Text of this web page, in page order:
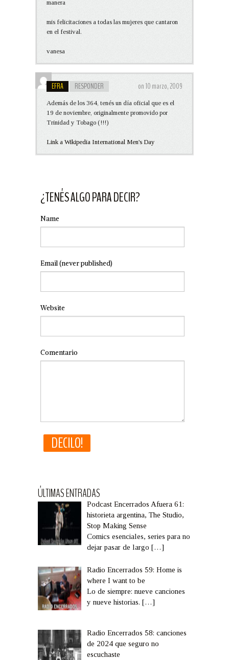
manera
mis felicitaciones a todas las mujeres que cantaron
en el festival.
vanesa
EFRA RESPONDER on 10 marzo, 2009
Además de los 364, tenés un día oficial que es el
19 de noviembre, originalmente promovido por
Trinidad y Tobago (!!!)
Link a Wikipedia International Men's Day
¿TENÉS ALGO PARA DECIR?
Name
Email(never published)
Website
Comentario
ÚLTIMAS ENTRADAS
Podcast Encerrados Afuera 61:
historieta argentina, The Studio,
Stop Making Sense
Comics esenciales, series para no
dejar pasar de largo[…]
Radio Encerrados 59: Home is
where I want to be
Lo de siempre: nueve canciones
y nueve historias.[…]
Radio Encerrados 58: canciones
de 2024 que seguro no
escuchaste